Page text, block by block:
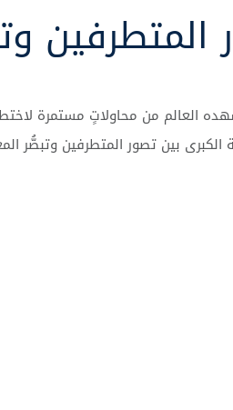
المتطرفين
العالم من محاولاتٍ مستمرة
الكبرى بين تصور المتطرفين وتبصُّر